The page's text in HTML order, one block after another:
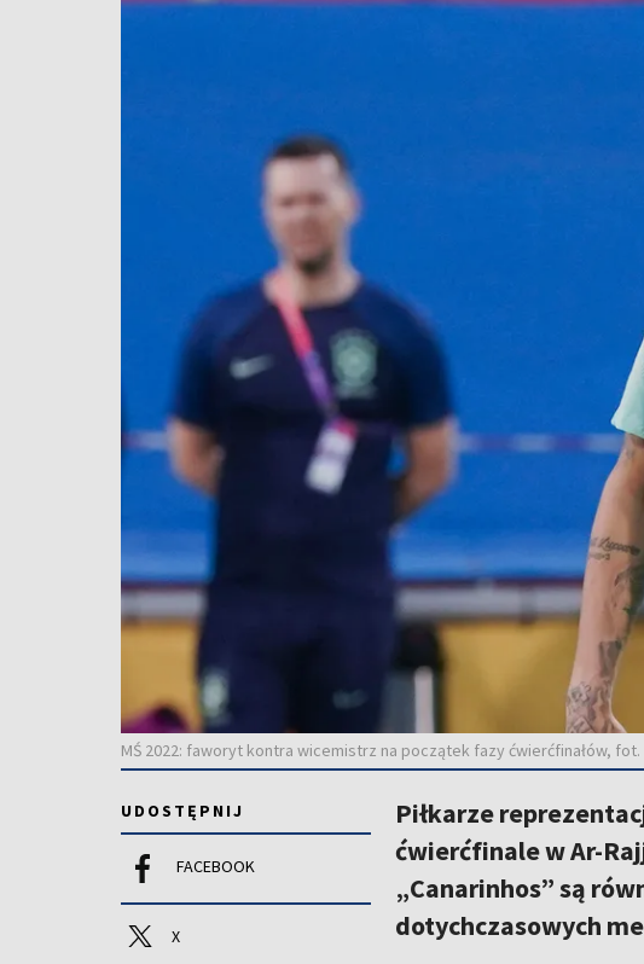
MŚ 2022: faworyt kontra wicemistrz na początek fazy ćwierćfinałów,
UDOSTĘPNIJ
FACEBOOK
X
Piłkarze
ćwierćfinale w Ar-
„Canarinhos” są
dotychczasowych